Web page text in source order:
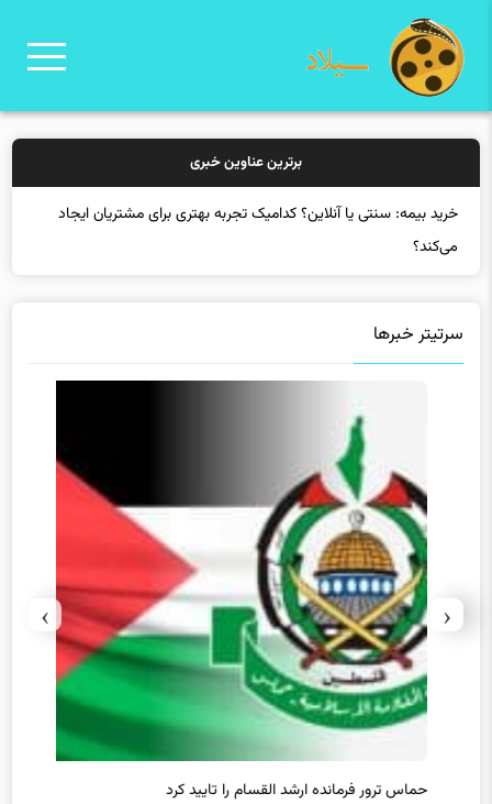
برترین عناوین خبری
خرید بیمه: سنتی یا آنلاین؟ کدامیک تجربه بهتری برای مشتریان ایجاد
می‌کند؟
سرتیتر خبرها
حماس ترور فرمانده ارشد القسام را تایید کرد
‹
›